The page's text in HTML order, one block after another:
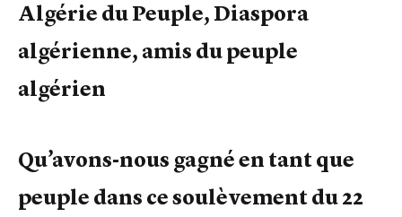
Algérie du Peuple, Diaspora
algérienne, amis du peuple
algérien
Qu’avons-nous gagné en tant que
peuple dans ce soulèvement du 22